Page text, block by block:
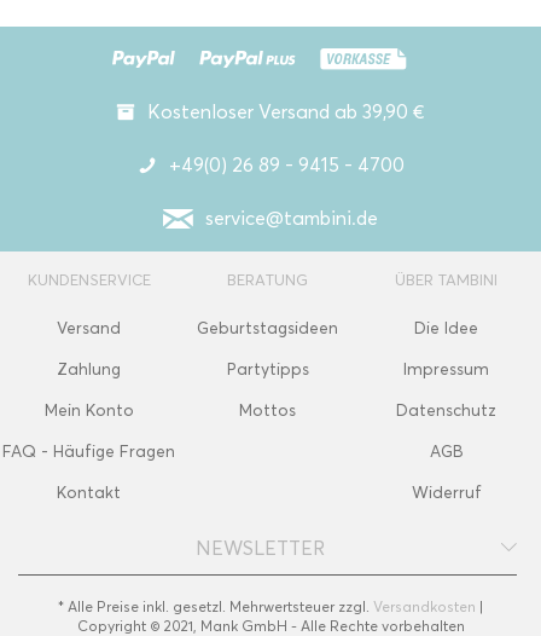
Kostenloser Versand ab 39,90 €
+49(0) 26 89 - 9415 - 4700
service@tambini.de
KUNDENSERVICE
Versand
Zahlung
Mein Konto
FAQ - Häufige Fragen
Kontakt
BERATUNG
Geburtstagsideen
Partytipps
Mottos
ÜBER TAMBINI
Die Idee
Impressum
Datenschutz
AGB
Widerruf
NEWSLETTER
* Alle Preise inkl. gesetzl. Mehrwertsteuer zzgl. Versandkosten |
Copyright © 2021, Mank GmbH - Alle Rechte vorbehalten